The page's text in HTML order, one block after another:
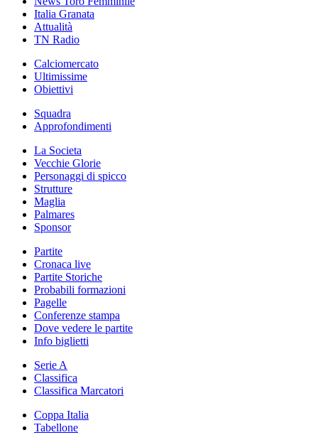
Italia Granata
Attualità
TN Radio
Calciomercato
Ultimissime
Obiettivi
Squadra
Approfondimenti
La Societa
Vecchie Glorie
Personaggi di spicco
Strutture
Maglia
Palmares
Sponsor
Partite
Cronaca live
Partite Storiche
Probabili formazioni
Pagelle
Conferenze stampa
Dove vedere le partite
Info biglietti
Serie A
Classifica
Classifica Marcatori
Coppa Italia
Tabellone